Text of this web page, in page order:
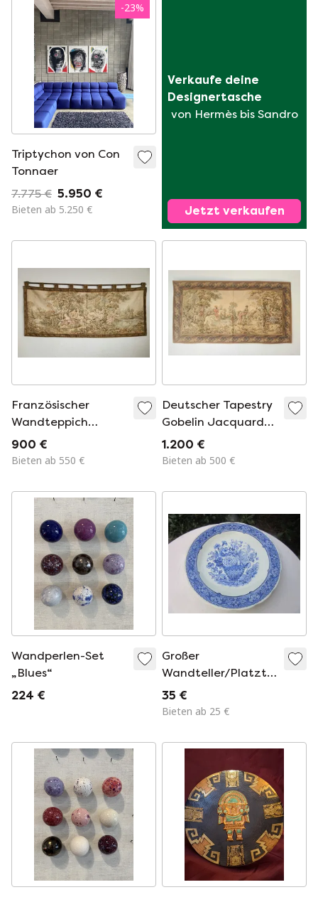
-23%
Triptychon von Con
Tonnaer
7.775 € 5.950 €
Bieten ab 5.250 €
Verkaufe deine
Designertasche
von Hermès bis Sandro
Jetzt verkaufen
Französischer
Wandteppich
Gobelin in Aubusson
/ Flandern Stil.
Gartenlandschaft
„Fêtes galantes“,
Rokoko
900 €
Bieten ab 550 €
Deutscher Tapestry
Gobelin Jacquard-
Wandteppich im
Aubusson-Stil.
galanter
Jagdszene, Rokoko
1.200 €
Bieten ab 500 €
Wandperlen-Set
„Blues“
224 €
Großer
Wandteller/Platzteller
von Boch Belgium,
hergestellt für Royal
cm Durchmesser.
35 €
Bieten ab 25 €